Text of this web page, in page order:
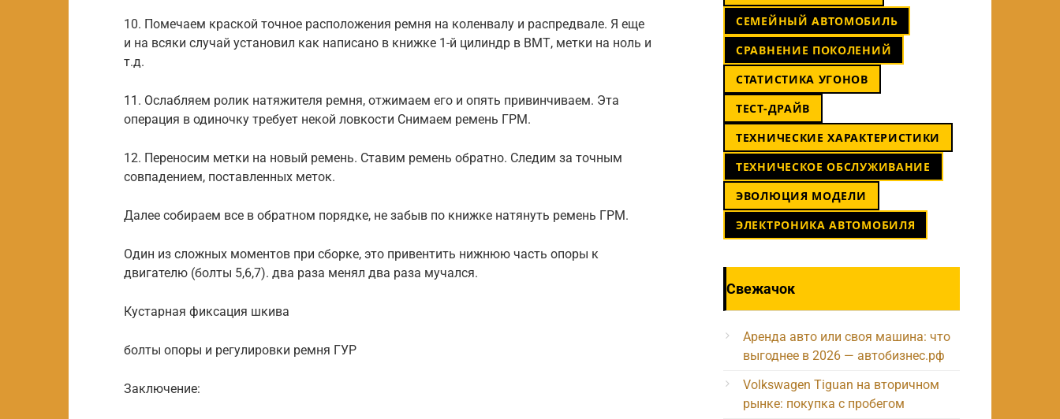
10. Помечаем краской точное расположения ремня на коленвалу и распредвале. Я еще
и на всяки случай установил как написано в книжке 1-й цилиндр в ВМТ, метки на ноль и
т.д.
11. Ослабляем ролик натяжителя ремня, отжимаем его и опять привинчиваем. Эта
операция в одиночку требует некой ловкости Снимаем ремень ГРМ.
12. Переносим метки на новый ремень. Ставим ремень обратно. Следим за точным
совпадением, поставленных меток.
Далее собираем все в обратном порядке, не забыв по книжке натянуть ремень ГРМ.
Один из сложных моментов при сборке, это привентить нижнюю часть опоры к
двигателю (болты 5,6,7). два раза менял два раза мучался.
Кустарная фиксация шкива
болты опоры и регулировки ремня ГУР
Заключение:
СЕМЕЙНЫЙ АВТОМОБИЛЬ
СРАВНЕНИЕ ПОКОЛЕНИЙ
СТАТИСТИКА УГОНОВ
ТЕСТ-ДРАЙВ
ТЕХНИЧЕСКИЕ ХАРАКТЕРИСТИКИ
ТЕХНИЧЕСКОЕ ОБСЛУЖИВАНИЕ
ЭВОЛЮЦИЯ МОДЕЛИ
ЭЛЕКТРОНИКА АВТОМОБИЛЯ
Свежачок
Аренда авто или своя машина: что
выгоднее в 2026 — автобизнес.рф
Volkswagen Tiguan на вторичном
рынке: покупка с пробегом